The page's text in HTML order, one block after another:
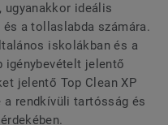
ugyanakkor ideális
a tollaslabda számára.
iskolákban és a
igénybevételt jelentő
jelentő Top Clean XP
rendkívüli tartósság és